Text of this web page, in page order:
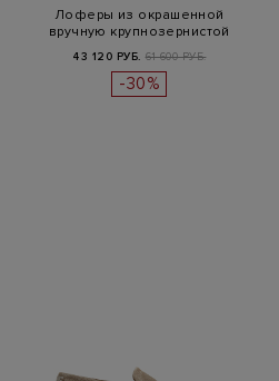
Лоферы из окрашенной
вручную крупнозернистой
кожи с па…
43 120 РУБ. 61 600 РУБ.
-30%